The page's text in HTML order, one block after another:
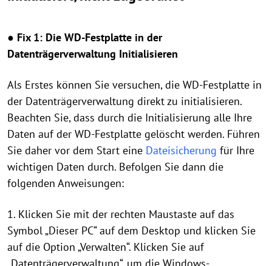
● Fix 1: Die WD-Festplatte in der
Datenträgerverwaltung Initialisieren
Als Erstes können Sie versuchen, die WD-Festplatte in
der Datenträgerverwaltung direkt zu initialisieren.
Beachten Sie, dass durch die Initialisierung alle Ihre
Daten auf der WD-Festplatte gelöscht werden. Führen
Sie daher vor dem Start eine Dateisicherung für Ihre
wichtigen Daten durch. Befolgen Sie dann die
folgenden Anweisungen:
1. Klicken Sie mit der rechten Maustaste auf das
Symbol „Dieser PC“ auf dem Desktop und klicken Sie
auf die Option „Verwalten“. Klicken Sie auf